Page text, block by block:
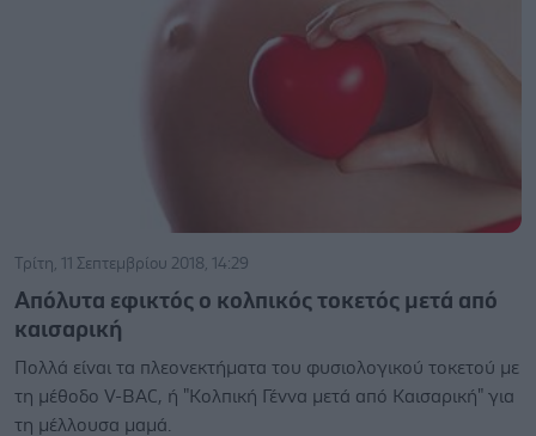
Τρίτη, 11 Σεπτεμβρίου 2018, 14:29
Απόλυτα εφικτός ο κολπικός τοκετός μετά από
καισαρική
Πολλά είναι τα πλεονεκτήματα του φυσιολογικού τοκετού με
τη μέθοδο V-BAC, ή "Κολπική Γέννα μετά από Καισαρική" για
τη μέλλουσα μαμά.